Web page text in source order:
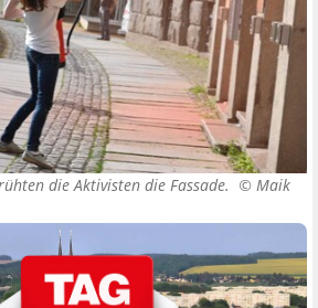
die Aktivisten die Fassade. © Maik